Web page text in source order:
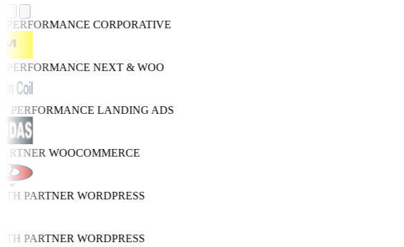
CORPORATIVE
NEXT & WOO
PERFORMANCELANDING ADS
WOOCOMMERCE
PARTNERWORDPRESS
PARTNERWORDPRESS